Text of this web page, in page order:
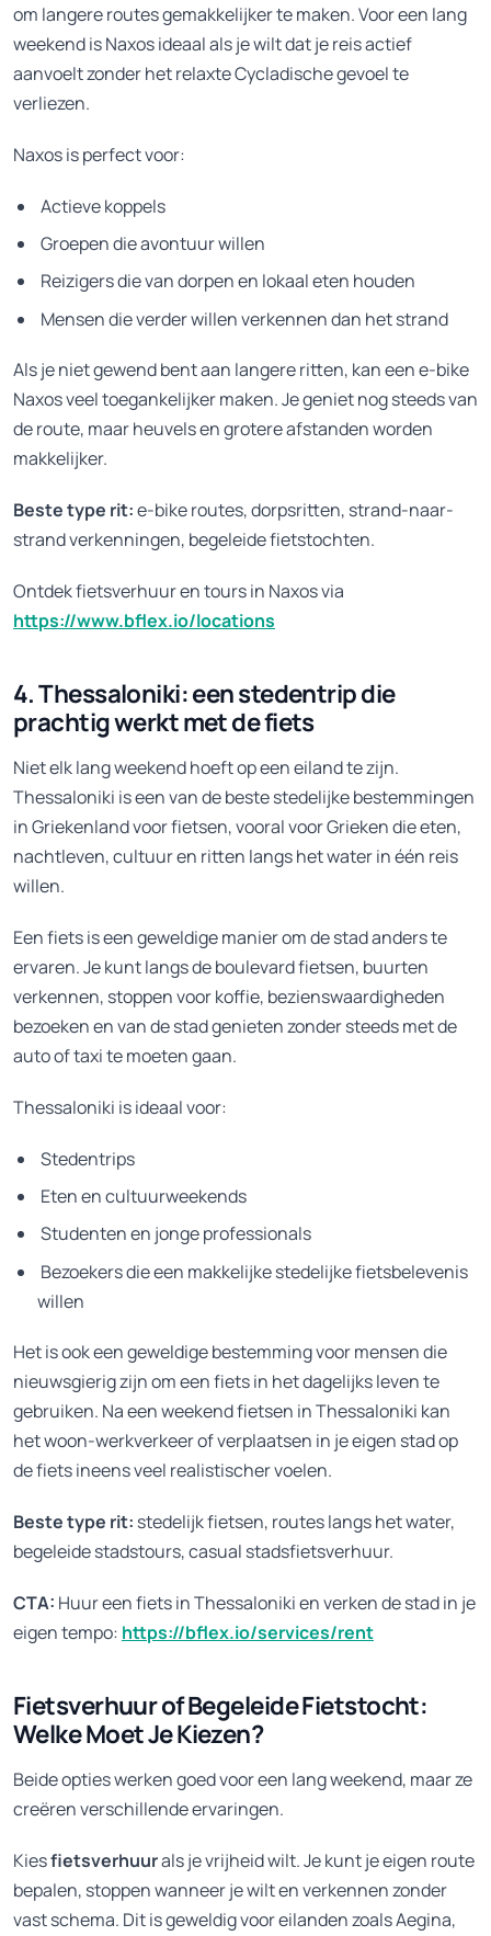
om langere routes gemakkelijker te maken. Voor een lang
weekend is Naxos ideaal als je wilt dat je reis actief
aanvoelt zonder het relaxte Cycladische gevoel te
verliezen.
Naxos is perfect voor:
Actieve koppels
Groepen die avontuur willen
Reizigers die van dorpen en lokaal eten houden
Mensen die verder willen verkennen dan het strand
Als je niet gewend bent aan langere ritten, kan een e-bike
Naxos veel toegankelijker maken. Je geniet nog steeds van
de route, maar heuvels en grotere afstanden worden
makkelijker.
Beste type rit:e-bike routes, dorpsritten, strand-naar-
strand verkenningen, begeleide fietstochten.
Ontdek fietsverhuur en tours in Naxos via
https://www.bflex.io/locations
4. Thessaloniki: een stedentrip die
prachtig werkt met de fiets
Niet elk lang weekend hoeft op een eiland te zijn.
Thessaloniki is een van de beste stedelijke bestemmingen
in Griekenland voor fietsen, vooral voor Grieken die eten,
nachtleven, cultuur en ritten langs het water in één reis
willen.
Een fiets is een geweldige manier om de stad anders te
ervaren. Je kunt langs de boulevard fietsen, buurten
verkennen, stoppen voor koffie, bezienswaardigheden
bezoeken en van de stad genieten zonder steeds met de
auto of taxi te moeten gaan.
Thessaloniki is ideaal voor:
Stedentrips
Eten en cultuurweekends
Studenten en jonge professionals
Bezoekers die een makkelijke stedelijke fietsbelevenis
willen
Het is ook een geweldige bestemming voor mensen die
nieuwsgierig zijn om een fiets in het dagelijks leven te
gebruiken. Na een weekend fietsen in Thessaloniki kan
het woon-werkverkeer of verplaatsen in je eigen stad op
de fiets ineens veel realistischer voelen.
Beste type rit: stedelijk fietsen, routes langs het water,
begeleide stadstours, casual stadsfietsverhuur.
CTA: Huur een fiets in Thessaloniki en verken de stad in je
eigen tempo: https://bflex.io/services/rent
Fietsverhuur of Begeleide Fietstocht:
Welke Moet Je Kiezen?
Beide opties werken goed voor een lang weekend, maar ze
creëren verschillende ervaringen.
Kiesfietsverhuurals je vrijheid wilt. Je kunt je eigen route
bepalen, stoppen wanneer je wilt en verkennen zonder
vast schema. Dit is geweldig voor eilanden zoals Aegina,